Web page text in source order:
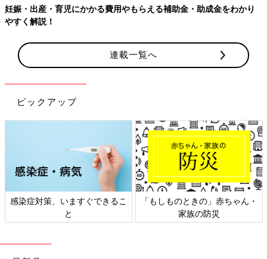
かかる費用やもらえる補助金・助成金をわかり
連載一覧へ
ピックアップ
、いますぐできるこ
「もしものときの」赤ちゃん・
日本外来